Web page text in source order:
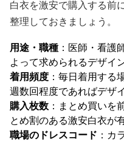
白衣を激安で購入する前
整理しておきましょう。
用途・職種 ：医師・看護
よって求められるデザイ
着用頻度 ：毎日着用する
週数回程度であればデザ
購入枚数 ：まとめ買いを
とめ割のある激安白衣が
職場のドレスコード ：カ